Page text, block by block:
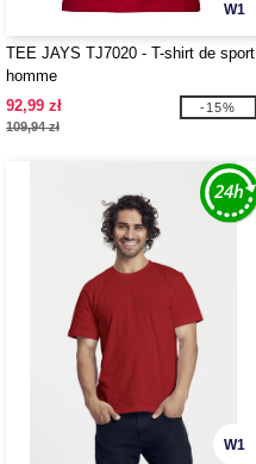
W1
TEE JAYS TJ7020 - T-shirt de sport
homme
92,99 zł
109,94 zł
-15%
W1